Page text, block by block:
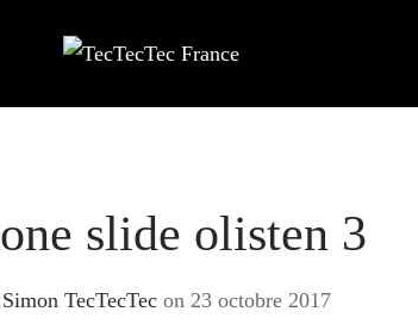
slide olisten 3
Simon TecTecTec on 23 octobre 2017